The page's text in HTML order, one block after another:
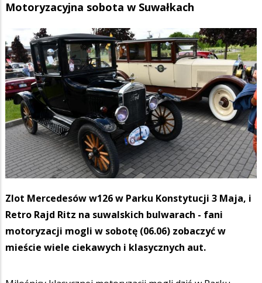
Motoryzacyjna sobota w Suwałkach
Zlot Mercedesów w126 w Parku Konstytucji 3 Maja, i
Retro Rajd Ritz na suwalskich bulwarach - fani
motoryzacji mogli w sobotę (06.06) zobaczyć w
mieście wiele ciekawych i klasycznych aut.